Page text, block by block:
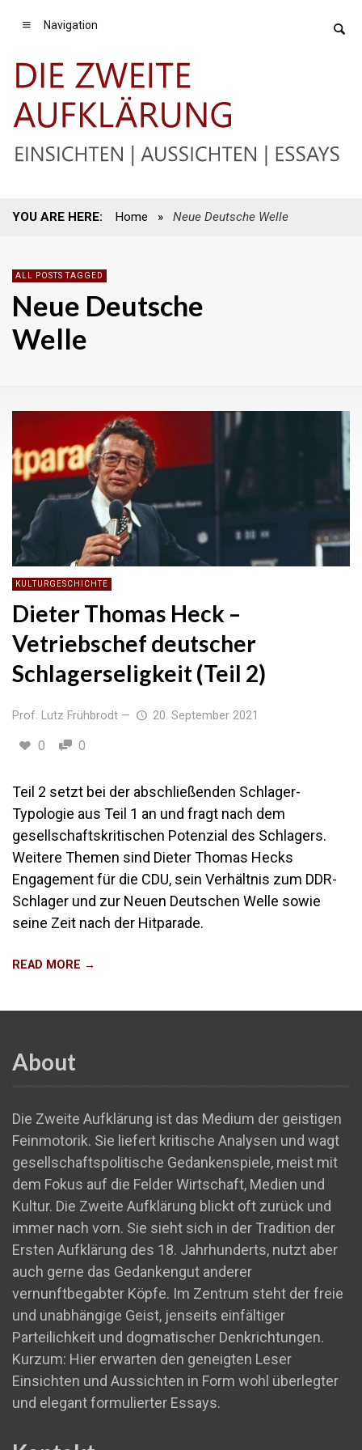
Navigation
YOU ARE HERE: Home » Neue Deutsche Welle
ALL POSTS TAGGED
Neue Deutsche
Welle
KULTURGESCHICHTE
Dieter Thomas Heck –
Vetriebschef deutscher
Schlagerseligkeit (Teil 2)
Prof. Lutz Frühbrodt — 20. September 2021
0 0
Teil 2 setzt bei der abschließenden Schlager-
Typologie aus Teil 1 an und fragt nach dem
gesellschaftskritischen Potenzial des Schlagers.
Weitere Themen sind Dieter Thomas Hecks
Engagement für die CDU, sein Verhältnis zum DDR-
Schlager und zur Neuen Deutschen Welle sowie
seine Zeit nach der Hitparade.
READ MORE →
About
Die Zweite Aufklärung ist das Medium der geistigen
Feinmotorik. Sie liefert kritische Analysen und wagt
gesellschaftspolitische Gedankenspiele, meist mit
dem Fokus auf die Felder Wirtschaft, Medien und
Kultur. Die Zweite Aufklärung blickt oft zurück und
immer nach vorn. Sie sieht sich in der Tradition der
Ersten Aufklärung des 18. Jahrhunderts, nutzt aber
auch gerne das Gedankengut anderer
vernunftbegabter Köpfe. Im Zentrum steht der freie
und unabhängige Geist, jenseits einfältiger
Parteilichkeit und dogmatischer Denkrichtungen.
Kurzum: Hier erwarten den geneigten Leser
Einsichten und Aussichten in Form wohl überlegter
und elegant formulierter Essays.